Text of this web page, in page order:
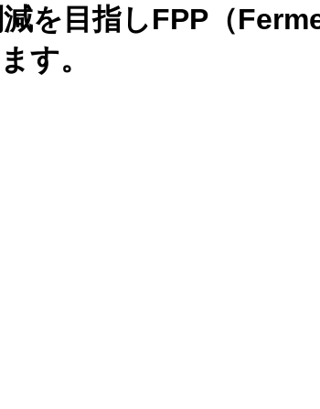
を目指しFPP（
す。